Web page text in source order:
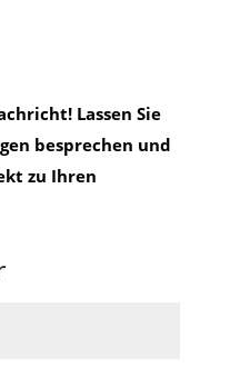
Lassen Sie
besprechen und
zu Ihren